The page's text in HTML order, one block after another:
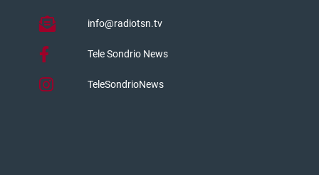
info@radiotsn.tv
Tele Sondrio News
TeleSondrioNews